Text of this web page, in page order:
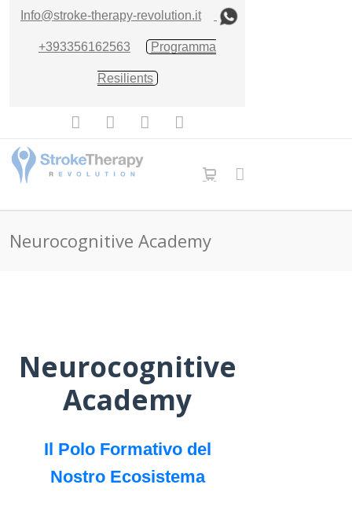
Info@stroke-therapy-revolution.it
+393356162563 Programma
Resilients
Neurocognitive Academy
Neurocognitive
Academy
Il Polo Formativo del
Nostro Ecosistema